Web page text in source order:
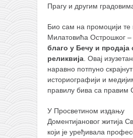
контакт
Прагу и другим
Био сам на промоцији те
Милатовића Острошког –
благо у Бечу и продаја
реликвија . Овај
наравно потпуно
историографији и
правилу бива са правим
У Просветином издању
Доментијановог житија
који је уређивала